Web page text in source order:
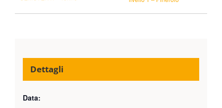
Dettagli
Data: